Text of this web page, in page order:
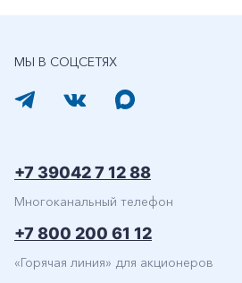
МЫ В СОЦСЕТЯХ
+7 39042 7 12 88
Многоканальный телефон
+7 800 200 61 12
«Горячая линия» для акционеров